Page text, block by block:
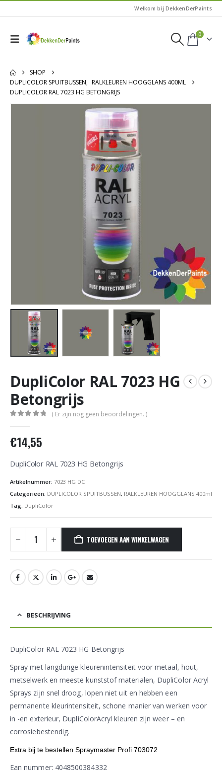
Welkom bij DekkenDerPaints
0
SHOP
DUPLICOLOR SPUITBUSSEN, RALKLEUREN HOOGGLANS 400ML
DUPLICOLOR RAL 7023 HG BETONGRIJS
DupliColor RAL 7023 HG
Betongrijs
( Er zijn nog geen beoordelingen. )
€14,55
DupliColor RAL 7023 HG Betongrijs
Artikelnummer: 7023 HG DC
Categorieën: DUPLICOLOR SPUITBUSSEN, RALKLEUREN HOOGGLANS 400ml
Tag: DupliColor
TOEVOEGEN AAN WINKELWAGEN
BESCHRIJVING
DupliColor RAL 7023 HG Betongrijs
Spray met langdurige kleurenintensiteit voor metaal, hout,
metselwerk en meeste kunststof materialen, DupliColor Acryl
Sprays zijn snel droog, lopen niet uit en hebben een
permanente kleurintensiteit, schone manier van werken voor
in -en exterieur, DupliColorAcryl kleuren zijn weer – en
corrosiebestendig.
Extra bij te bestellen Spraymaster Profi 703072
Ean nummer: 4048500384332